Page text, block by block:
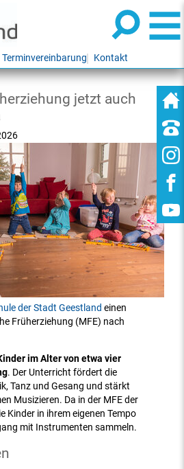
Terminvereinbarung Kontakt
jetzt auch
der Stadt Geestland einen
Früherziehung (MFE) nach
im Alter von etwa vier
. Der Unterricht fördert die
Tanz und Gesang und stärkt
Musizieren. Da in der MFE der
Kinder in ihrem eigenen Tempo
mit Instrumenten sammeln.